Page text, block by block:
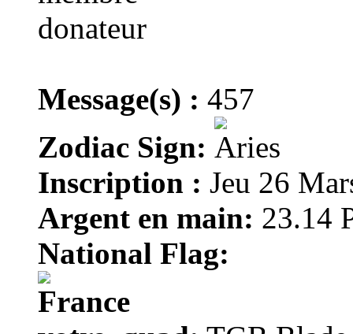
Message(s) : 457
Zodiac Sign:
Inscription : Jeu 26
Argent en main: 23.14
National Flag: